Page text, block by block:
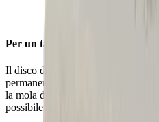
Per un tagliente pulito
Il disco di sbavatura in acciaio
permanente, garantisce un filo di
la mola diamantata standard.
possibile rimuovere la polvere di